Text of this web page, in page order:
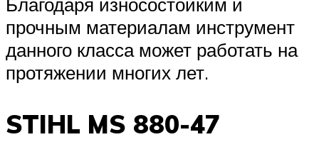
прочным материалам инструмент
данного класса может работать на
протяжении многих лет.
STIHL MS 880-47